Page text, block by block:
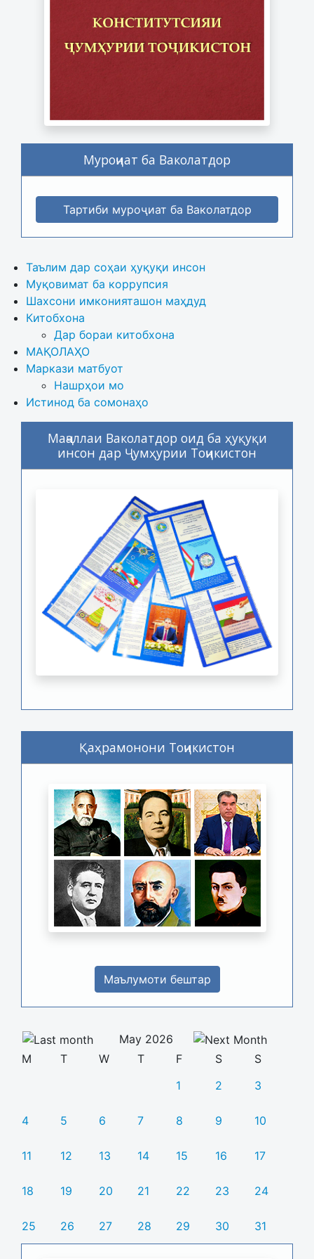
Муроҷиат ба Ваколатдор
Тартиби муроҷиат ба Ваколатдор
Таълим дар соҳаи ҳуқуқи инсон
Муқовимат ба коррупсия
Шахсони имконияташон маҳдуд
Китобхона
Дар бораи китобхона
МАҚОЛАҲО
Маркази матбуот
Нашрҳои мо
Истинод ба сомонаҳо
Маҷаллаи Ваколатдор оид ба ҳуқуқи
инсон дар Ҷумҳурии Тоҷикистон
Қаҳрамонони Тоҷикистон
Маълумоти бештар
May 2026
M
T W T F S
S
1
2 3
4 5 6 7 8 9 10
11 12 13 14 15 16 17
18 19 20 21 22 23 24
25 26 27 28 29 30 31